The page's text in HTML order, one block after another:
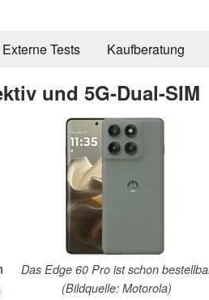
Externe Tests Kaufberatung
und 5G-Dual-SIM
Das Edge 60 Pro ist schon
(Bildquelle: Motorola)